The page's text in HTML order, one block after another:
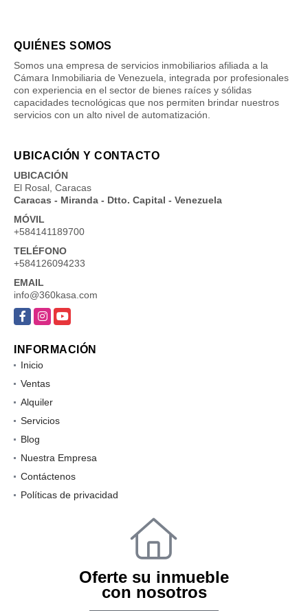
QUIÉNES SOMOS
Somos una empresa de servicios inmobiliarios afiliada a la
Cámara Inmobiliaria de Venezuela, integrada por profesionales
con experiencia en el sector de bienes raíces y sólidas
capacidades tecnológicas que nos permiten brindar nuestros
servicios con un alto nivel de automatización.
UBICACIÓN Y CONTACTO
UBICACIÓN
El Rosal, Caracas
Caracas - Miranda - Dtto. Capital - Venezuela
MÓVIL
+584141189700
TELÉFONO
+584126094233
EMAIL
info@360kasa.com
INFORMACIÓN
Inicio
Ventas
Alquiler
Servicios
Blog
Nuestra Empresa
Contáctenos
Oferte su inmueble